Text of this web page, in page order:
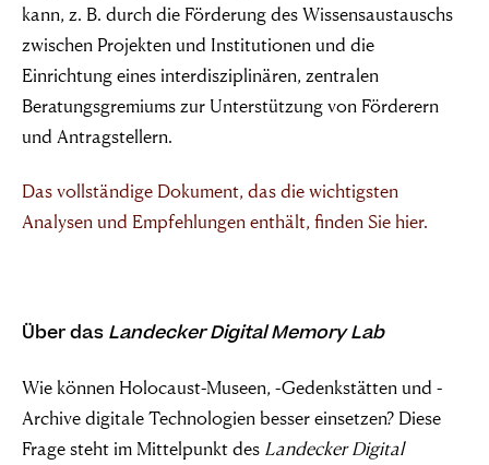
kann, z. B. durch die Förderung des Wissensaustauschs
zwischen Projekten und Institutionen und die
Einrichtung eines interdisziplinären, zentralen
Beratungsgremiums zur Unterstützung von Förderern
und Antragstellern.
Das vollständige Dokument, das die wichtigsten
Analysen und Empfehlungen enthält, finden Sie hier.
Über das Landecker Digital Memory Lab
Wie können Holocaust-Museen, -Gedenkstätten und -
Archive digitale Technologien besser einsetzen? Diese
Frage steht im Mittelpunkt des Landecker Digital